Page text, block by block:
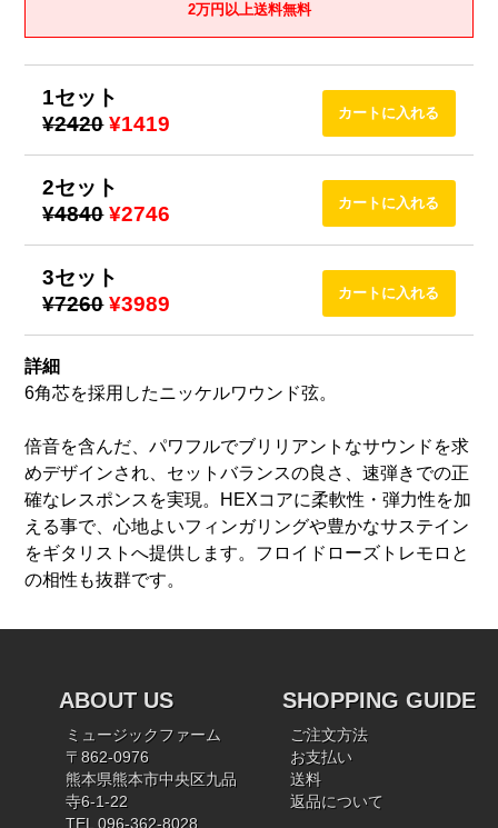
2万円以上送料無料
1セット
¥2420 ¥1419
2セット
¥4840 ¥2746
3セット
¥7260 ¥3989
詳細
6角芯を採用したニッケルワウンド弦。
倍音を含んだ、パワフルでブリリアントなサウンドを求
めデザインされ、セットバランスの良さ、速弾きでの正
確なレスポンスを実現。HEXコアに柔軟性・弾力性を加
える事で、心地よいフィンガリングや豊かなサステイン
をギタリストへ提供します。フロイドローズトレモロと
の相性も抜群です。
ABOUT US
ミュージックファーム
〒862-0976
熊本県熊本市中央区九品
寺6-1-22
TEL 096-362-8028
SHOPPING GUIDE
ご注文方法
お支払い
送料
返品について